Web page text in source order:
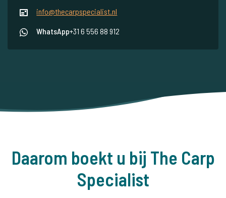
info@thecarpspecialist.nl
WhatsApp+31 6 556 88 912
Daarom boekt u bij The Carp
Specialist